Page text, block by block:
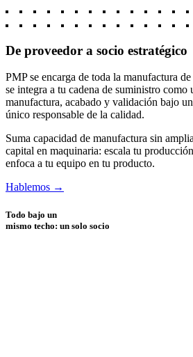
De proveedor a socio estratégico
PMP se encarga de toda la manufactura
se integra a tu cadena de suministro
manufactura, acabado y validación bajo
único responsable de la calidad.
Suma capacidad de manufactura sin
capital en maquinaria: escala tu
enfoca a tu equipo en tu producto.
Hablemos →
Todo bajo un
mismo techo: un solo socio